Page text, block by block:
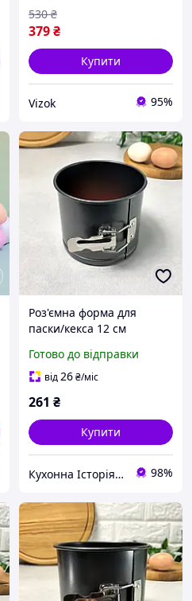
379₴
530 ₴
Купити
Vizok 95%
Роз'ємна форма для
паски/кекса 12 см
Готово до відправки
від26₴/міс
261 ₴
Купити
Кухонна Історія - товари для кухні та дому 98%